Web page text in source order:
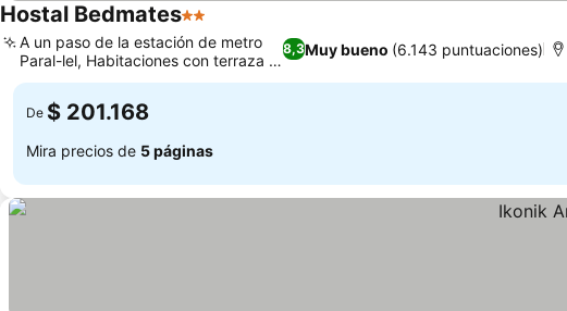
Hostal Bedmates2 Estrellas
8,3Muy bueno (6.143 puntuaciones)
A un paso de la estación de metro
Paral-lel, Habitaciones con terraza y
balcón
De $ 201.168
Mira precios de 5 páginas